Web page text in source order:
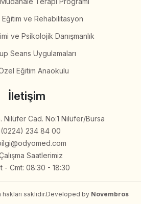
İletişim
(0224) 234 84 00
Saatlerimiz
- Cmt: 08:30 - 18:30